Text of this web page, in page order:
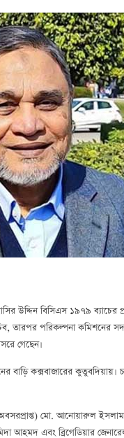
উদ্দিন বিসিএস ১৯৭৯ ব্যাচের
তারপর পরিকল্পনা কমিশনের
গেছেন।
কক্সবাজারের কুতুবদিয়ায়।
মো. আনোয়ারুল
আহমদ এবং ব্রিগেডিয়ার